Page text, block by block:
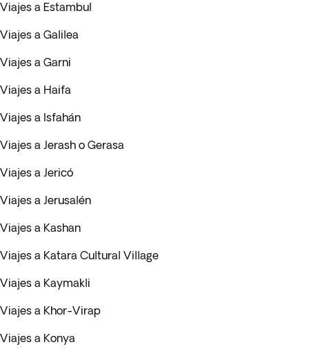
Viajes a Estambul
Viajes a Galilea
Viajes a Garni
Viajes a Haifa
Viajes a Isfahán
Viajes a Jerash o Gerasa
Viajes a Jericó
Viajes a Jerusalén
Viajes a Kashan
Viajes a Katara Cultural Village
Viajes a Kaymakli
Viajes a Khor-Virap
Viajes a Konya